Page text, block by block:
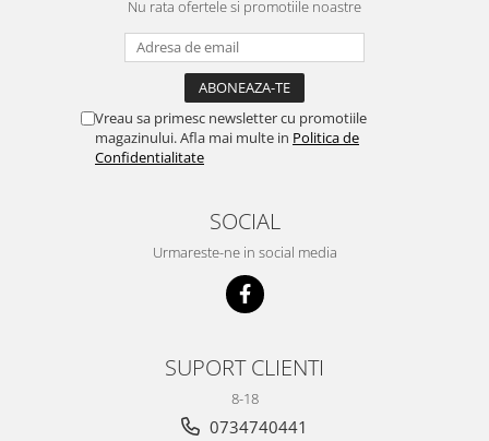
Nu rata ofertele si promotiile noastre
Vreau sa primesc newsletter cu promotiile
magazinului. Afla mai multe in Politica de
Confidentialitate
SOCIAL
Urmareste-ne in social media
SUPORT CLIENTI
8-18
0734740441